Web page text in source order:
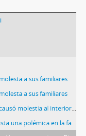
a sus familiares
a sus familiares
al interior de la familia
en la familia Pinochet